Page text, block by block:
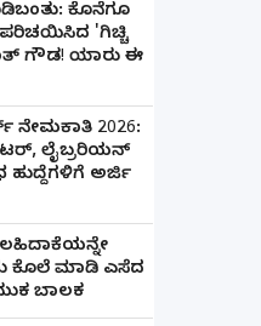
ಕೊನೆಗೂ
ಪರಿಚಯಿಸಿದ 'ಗಿಚ್ಚಿ
ಗೌಡ! ಯಾರು ಈ
ನೇಮಕಾತಿ 2026:
ಲೈಬ್ರರಿಯನ್
ಹುದ್ದೆಗಳಿಗೆ ಅರ್ಜಿ
ಕೊಲೆ ಮಾಡಿ ಎಸೆದ
ಬಾಲಕ